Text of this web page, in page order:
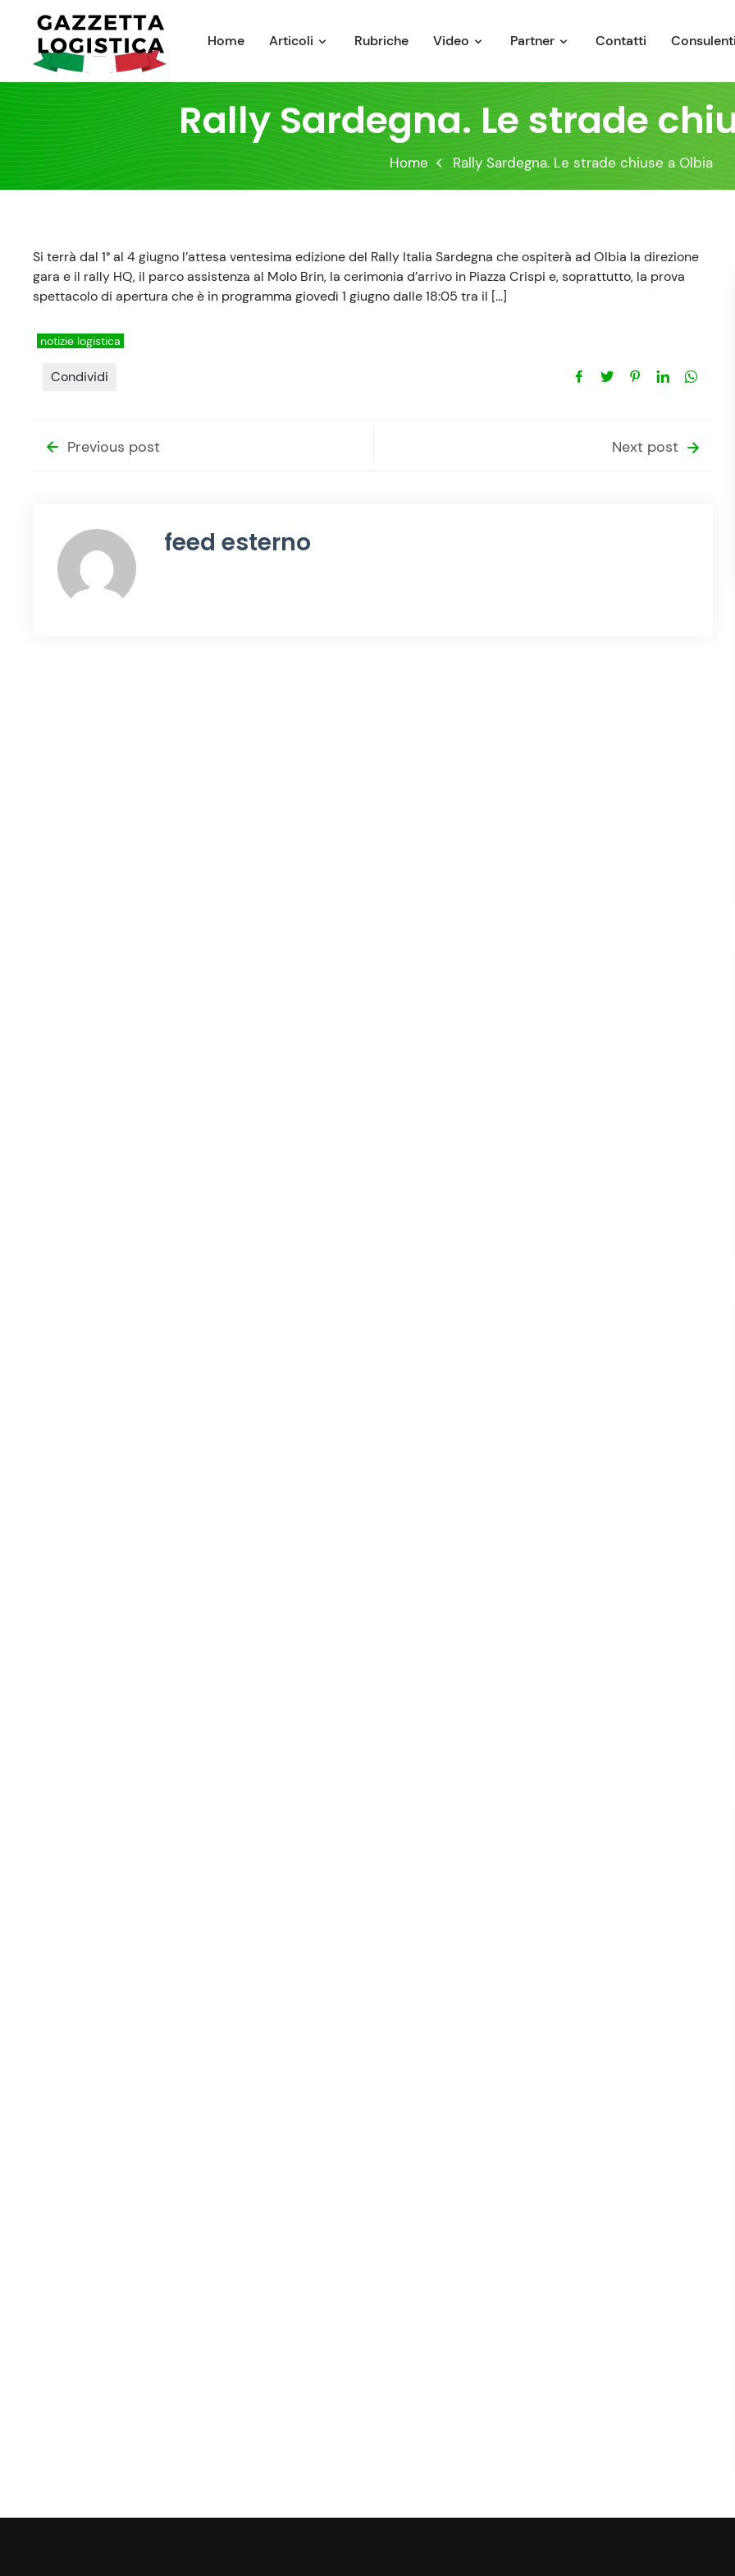
content
Home Articoli Rubriche Video Partner Contatti
Rally Sardegna. Le strade
Home Rally Sardegna. Le strade chiuse a Olbia
Si terrà dal 1° al 4 giugno l’attesa ventesima edizione del Rally Italia Sardegna che ospiterà ad Olbia la direzione
gara e il rally HQ, il parco assistenza al Molo Brin, la cerimonia d’arrivo in Piazza Crispi e, soprattutto, la prova
spettacolo di apertura che è in programma giovedì 1 giugno dalle 18:05 tra il […]
notizie logistica
Condividi
Previous post Next post
feed esterno